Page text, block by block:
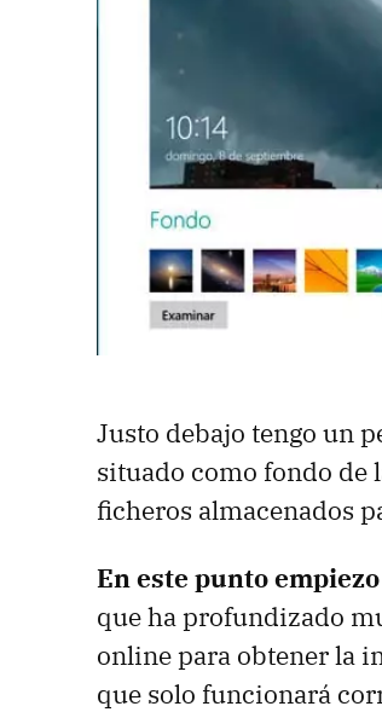
Justo debajo tengo un
situado como fondo de
ficheros almacenados
En este punto
que ha profundizado
online para obtener la
que solo funcionará